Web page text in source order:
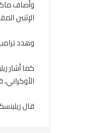
وأضاف
الإثنين
وهدد
كما أشار
قال